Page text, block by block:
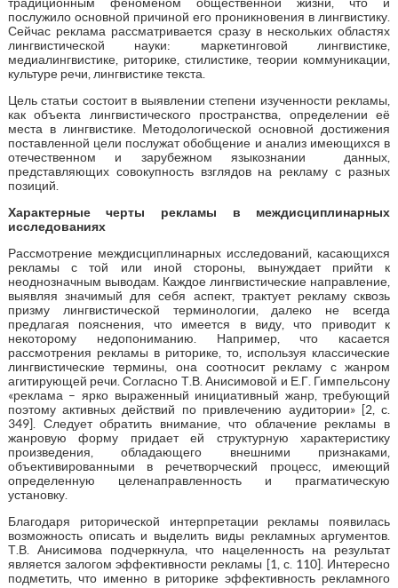
послужило основной причиной его проникновения в лингвистику.
Сейчас реклама рассматривается сразу в нескольких областях
лингвистической науки: маркетинговой лингвистике,
медиалингвистике, риторике, стилистике, теории коммуникации,
культуре речи, лингвистике текста.
Цель статьи состоит в выявлении степени изученности рекламы,
как объекта лингвистического пространства, определении её
места в лингвистике. Методологической основной достижения
поставленной цели послужат обобщение и анализ имеющихся в
отечественном и зарубежном языкознании данных,
представляющих совокупность взглядов на рекламу с разных
позиций.
Характерные черты рекламы в междисциплинарных
исследованиях
Рассмотрение междисциплинарных исследований, касающихся
рекламы с той или иной стороны, вынуждает прийти к
неоднозначным выводам. Каждое лингвистические направление,
выявляя значимый для себя аспект, трактует рекламу сквозь
призму лингвистической терминологии, далеко не всегда
предлагая пояснения, что имеется в виду, что приводит к
некоторому недопониманию. Например, что касается
рассмотрения рекламы в риторике, то, используя классические
лингвистические термины, она соотносит рекламу с жанром
агитирующей речи. Согласно Т.В. Анисимовой и Е.Г. Гимпельсону
«реклама – ярко выраженный инициативный жанр, требующий
поэтому активных действий по привлечению аудитории» [2, с.
349]. Следует обратить внимание, что облачение рекламы в
жанровую форму придает ей структурную характеристику
произведения, обладающего внешними признаками,
объективированными в речетворческий процесс, имеющий
определенную целенаправленность и прагматическую
установку.
Благодаря риторической интерпретации рекламы появилась
возможность описать и выделить виды рекламных аргументов.
Т.В. Анисимова подчеркнула, что нацеленность на результат
является залогом эффективности рекламы [1, с. 110]. Интересно
подметить, что именно в риторике эффективность рекламного